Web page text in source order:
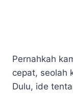
Pernahkah
cepat, seolah
Dulu, ide